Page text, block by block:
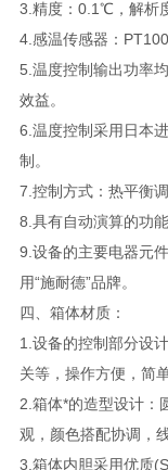
3.精度：0.1℃，解析
4.感温传感器：
5.温度控制输出功率
效益。
6.温度控制采用日本
制。
7.控制方式：热平衡调
8.具有自动演算的功
9.设备的主要电器元
用“施耐德”品牌。
四、箱体材质：
1.设备的控制部分设
关等，操作方便，简
2.箱体*的造型设计：
观，颜色搭配协调，
3.箱体内胆采用优质